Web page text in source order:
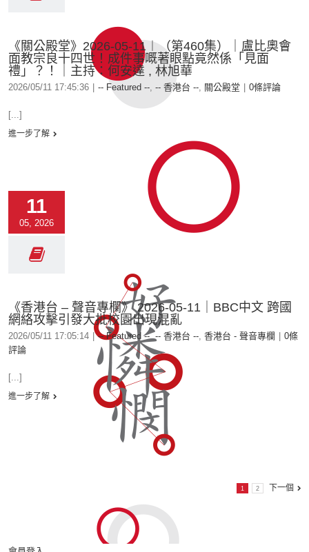
《關公殿堂》2026-05-11︱（第460集）｜盧比奧會
面教宗良十四世！成件事嘅著眼點竟然係「見面
禮」？！｜主持：何安達 , 林旭華
2026/05/11 17:45:36 -- Featured --, -- 香港台 --, 關公殿堂 0條評論
[...]
進一步了解
11
05, 2026
《香港台 – 聲音專欄》 2026-05-11｜BBC中文 跨國
網絡攻擊引發大批校園出現混亂
2026/05/11 17:05:14 -- Featured --,-- 香港台 --, 香港台 - 聲音專欄
0條
評論
[...]
進一步了解
1 2 下一個